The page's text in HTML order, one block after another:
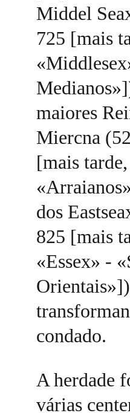
Middel
725 [mais
maiores
Miercna
[mais
dos
825 [mais
«Essex» -
condado.
A herdade
várias